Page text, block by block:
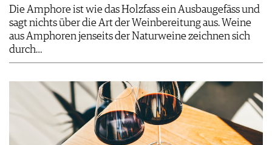
Die Amphore ist wie das Holzfass ein Ausbaugefäss und
sagt nichts über die Art der Weinbereitung aus. Weine
aus Amphoren jenseits der Naturweine zeichnen sich
durch…